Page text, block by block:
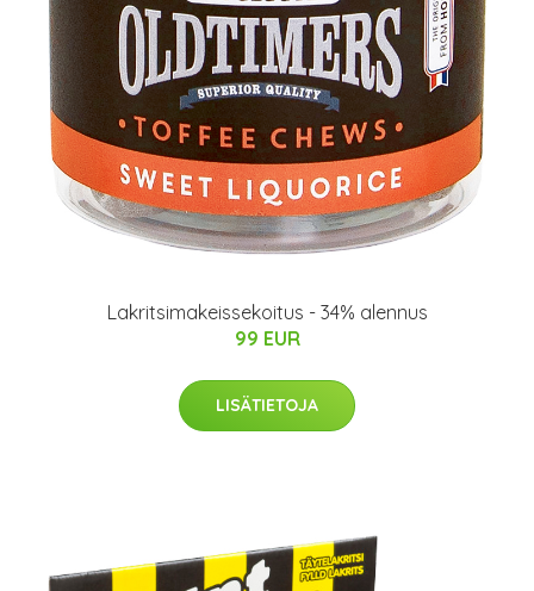
Lakritsimakeissekoitus - 34% alennus
99 EUR
LISÄTIETOJA